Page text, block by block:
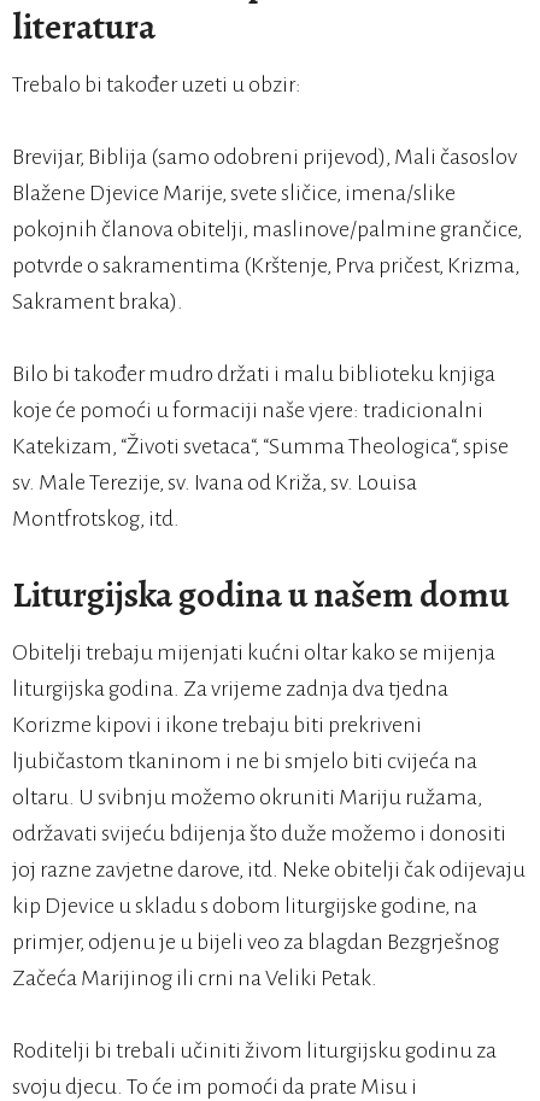
literatura
Trebalo bi također uzeti u obzir:
Brevijar, Biblija (samo odobreni prijevod), Mali časoslov
Blažene Djevice Marije, svete sličice, imena/slike
pokojnih članova obitelji, maslinove/palmine grančice,
potvrde o sakramentima (Krštenje, Prva pričest, Krizma,
Sakrament braka).
Bilo bi također mudro držati i malu biblioteku knjiga
koje će pomoći u formaciji naše vjere: tradicionalni
Katekizam, “Životi svetaca“, “Summa Theologica“, spise
sv. Male Terezije, sv. Ivana od Križa, sv. Louisa
Montfrotskog, itd.
Liturgijska godina u našem domu
Obitelji trebaju mijenjati kućni oltar kako se mijenja
liturgijska godina. Za vrijeme zadnja dva tjedna
Korizme kipovi i ikone trebaju biti prekriveni
ljubičastom tkaninom i ne bi smjelo biti cvijeća na
oltaru. U svibnju možemo okruniti Mariju ružama,
održavati svijeću bdijenja što duže možemo i donositi
joj razne zavjetne darove, itd. Neke obitelji čak odijevaju
kip Djevice u skladu s dobom liturgijske godine, na
primjer, odjenu je u bijeli veo za blagdan Bezgrješnog
Začeća Marijinog ili crni na Veliki Petak.
Roditelji bi trebali učiniti živom liturgijsku godinu za
svoju djecu. To će im pomoći da prate Misu i